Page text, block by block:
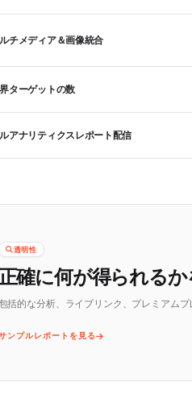
チメディア＆画像統合
ターゲットの数
アナリティクスレポート配信
透明性
確に何が得られるか
括的な分析、ライブリンク、プレミアムプ
ンプルレポートを見る